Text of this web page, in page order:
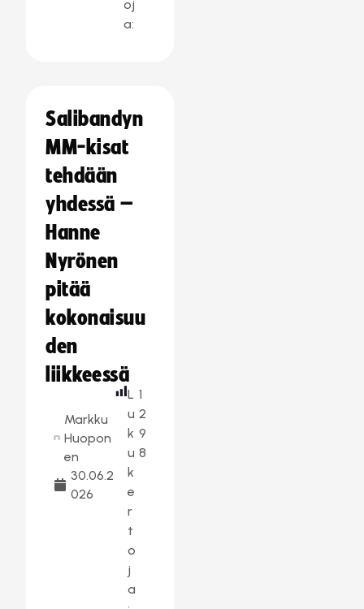
oj
a:
Salibandyn
MM-kisat
tehdään
yhdessä –
Hanne
Nyrönen
pitää
kokonaisuu
den
liikkeessä
Markku
Huopon
en
30.06.2
026
L
u
k
u
k
e
r
t
o
j
a
1
2
9
8